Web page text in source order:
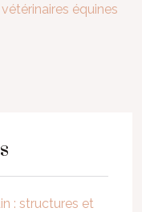
vétérinaires équines
: structures et